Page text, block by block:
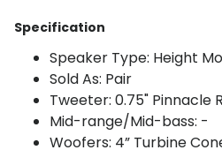
Specification
Speaker Type: Height
Sold As: Pair
Tweeter: 0.75" Pinnacle
Mid-range/Mid-bass: -
Woofers: 4” Turbine